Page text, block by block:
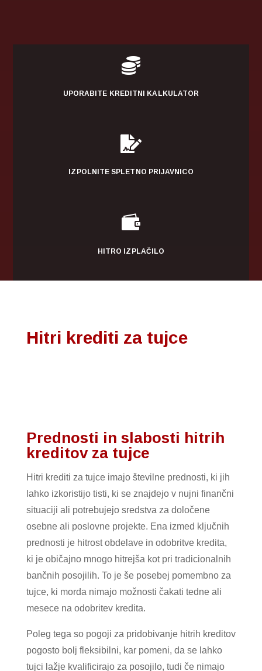

UPORABITE KREDITNI KALKULATOR

IZPOLNITE SPLETNO PRIJAVNICO

HITRO IZPLAČILO
Hitri krediti za tujce
Prednosti in slabosti hitrih
kreditov za tujce
Hitri krediti za tujce imajo številne prednosti, ki jih
lahko izkoristijo tisti, ki se znajdejo v nujni finančni
situaciji ali potrebujejo sredstva za določene
osebne ali poslovne projekte. Ena izmed ključnih
prednosti je hitrost obdelave in odobritve kredita,
ki je običajno mnogo hitrejša kot pri tradicionalnih
bančnih posojilih. To je še posebej pomembno za
tujce, ki morda nimajo možnosti čakati tedne ali
mesece na odobritev kredita.
Poleg tega so pogoji za pridobivanje hitrih kreditov
pogosto bolj fleksibilni, kar pomeni, da se lahko
tujci lažje kvalificirajo za posojilo, tudi če nimajo